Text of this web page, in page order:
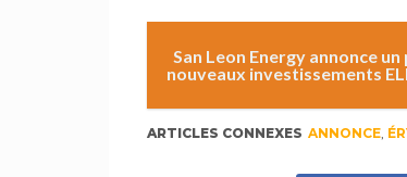
San Leon Energy annonce
nouveaux investissements
ARTICLES CONNEXES ANNONCE,